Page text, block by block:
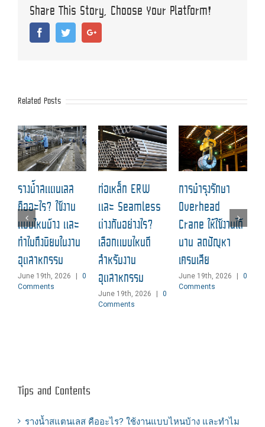
Share This Story, Choose Your Platform!
FacebookTwitterGoogle+
Related Posts
รางน้ำสแตนเลส
คืออะไร? ใช้งาน
แบบไหนบ้าง และ
ทำไมถึงนิยมในงาน
อุตสาหกรรม
June 19th, 2026
0
Comments
ท่อเหล็ก ERW
และ Seamless
ต่างกันอย่างไร?
เลือกแบบไหนดี
สำหรับงาน
อุตสาหกรรม
June 19th, 2026
0
Comments
การบำรุงรักษา
Overhead
Crane ให้ใช้งานได้
นาน ลดปัญหา
เครนเสีย
June 19th, 2026
0
Comments
Tips and Contents
รางน้ำสแตนเลส คืออะไร? ใช้งานแบบไหนบ้าง และทำไม